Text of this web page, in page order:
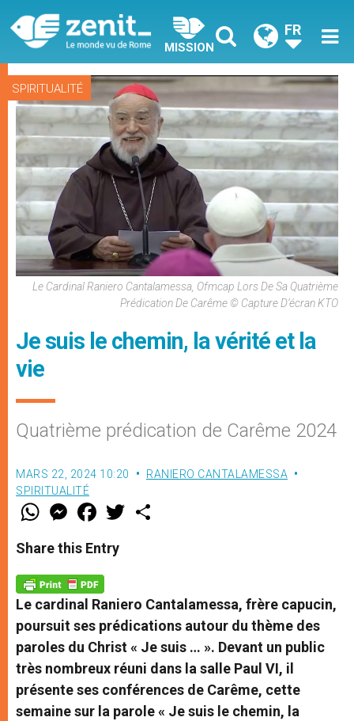
MISSION
FR
SPIRITUALITÉ
Le Cardinal Raniero Cantalamessa, Ofmcap Lors De Sa Quatrième
Prédication De Carême © Capture D’écran KTO
Je suis le chemin, la vérité et la
vie
Quatrième prédication de Carême 2024
MARS 22, 2024 10:20
RANIERO CANTALAMESSA
SPIRITUALITÉ
W
t
s
p
p
M
e
s
e
g
e
r
F
a
e
b
o
k
w
Share this Entry
Le cardinal Raniero Cantalamessa, frère capucin,
poursuit ses prédications autour du thème des
paroles du Christ « Je suis … ». Devant un public
très nombreux réuni dans la salle Paul VI, il
présente ses conférences de Carême, cette
semaine sur la parole « Je suis le chemin, la